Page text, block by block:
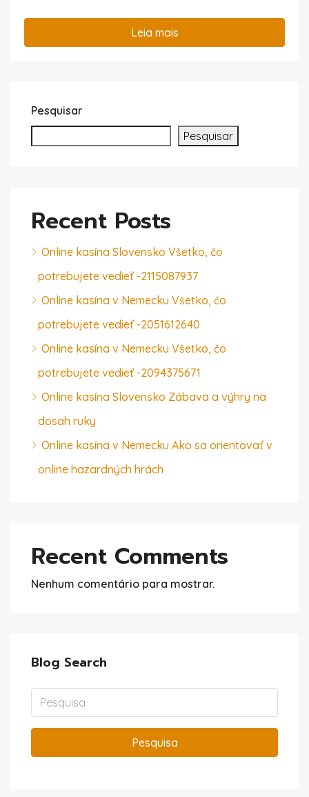
Leia mais
Pesquisar
Pesquisar
Recent Posts
Online kasína Slovensko Všetko, čo
potrebujete vedieť -2115087937
Online kasína v Nemecku Všetko, čo
potrebujete vedieť -2051612640
Online kasína v Nemecku Všetko, čo
potrebujete vedieť -2094375671
Online kasína Slovensko Zábava a výhry na
dosah ruky
Online kasína v Nemecku Ako sa orientovať v
online hazardných hrách
Recent Comments
Nenhum comentário para mostrar.
Blog Search
Pesquisa